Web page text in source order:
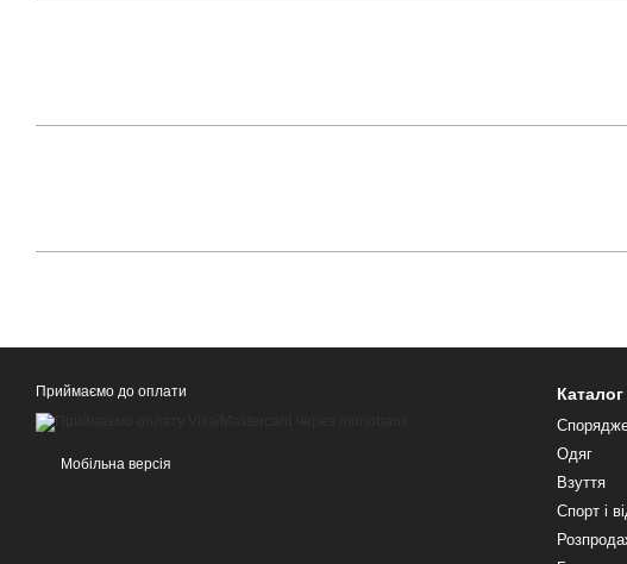
Приймаємо до оплати
Мобільна версія
Каталог
Одяг
Взуття
Спорт і